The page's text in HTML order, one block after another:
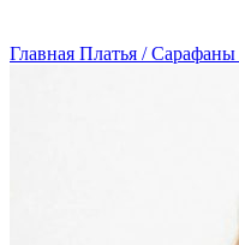
Главная Платья / Сарафаны